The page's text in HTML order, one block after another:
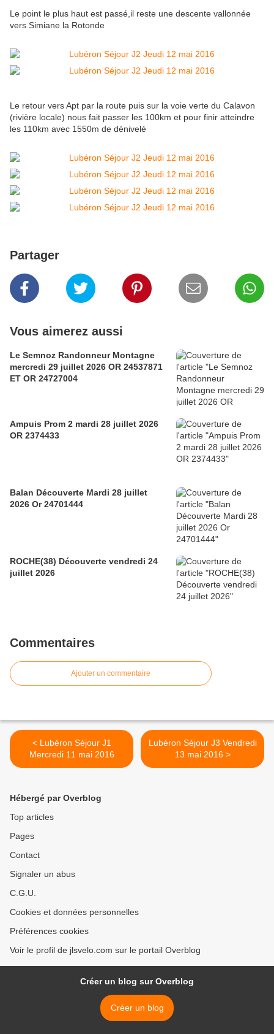
Le point le plus haut est passé,il reste une descente vallonnée
vers Simiane la Rotonde
Le retour vers Apt par la route puis sur la voie verte du Calavon
(rivière locale) nous fait passer les 100km et pour finir atteindre
les 110km avec 1550m de dénivelé
Partager
Vous aimerez aussi
Le Semnoz Randonneur Montagne
mercredi 29 juillet 2026 OR 24537871
ET OR 24727004
Ampuis Prom 2 mardi 28 juillet 2026
OR 2374433
Balan Découverte Mardi 28 juillet
2026 Or 24701444
ROCHE(38) Découverte vendredi 24
juillet 2026
Commentaires
Ajouter un commentaire
< Lubéron Séjour J1
Mercredi 11 mai 2016
Lubéron Séjour J3 Vendredi
13 mai 2016 >
Hébergé par Overblog
Top articles
Pages
Contact
Signaler un abus
C.G.U.
Cookies et données personnelles
Préférences cookies
Voir le profil de jlsvelo.com sur le portail Overblog
Créer un blog sur Overblog
Créer un blog